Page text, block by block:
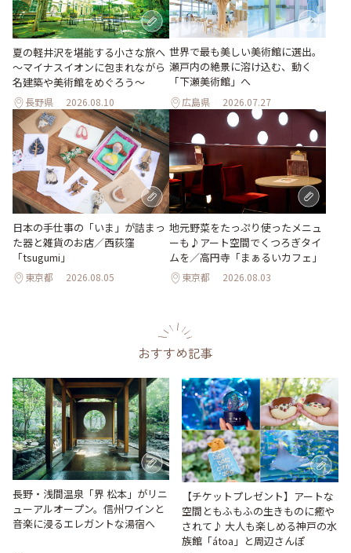
夏の軽井沢を堪能する小さな旅へ
～マイナスイオンに包まれながら
名建築や美術館をめぐろう～
長野県 2026.08.10
世界で最も美しい美術館に選出。
瀬戸内の絶景に溶け込む、動く
「下瀬美術館」へ
広島県 2026.07.27
日本の手仕事の「いま」が詰まっ
た器と雑貨のお店／西荻窪
「tsugumi」
東京都 2026.08.05
地元野菜をたっぷり使ったメニュ
ーも♪アート空間でくつろぎタイ
ムを／高円寺「まぁるいカフェ」
東京都 2026.08.03
おすすめ記事
長野・浅間温泉「界 松本」がリニ
ューアルオープン。信州ワインと
音楽に浸るエレガントな湯宿へ
【チケットプレゼント】アートな
空間ともふもふの生きものに癒や
されて♪ 大人も楽しめる神戸の水
族館「átoa」と周辺さんぽ